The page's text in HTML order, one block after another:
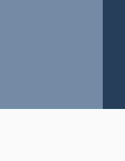
ugrik)
oldalra ugrik)
oldalra ugrik)